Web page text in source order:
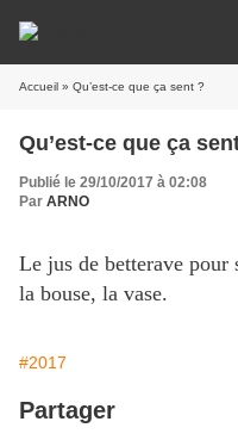
Accueil » Qu’est-ce que ça sent ?
Qu’est-ce que ça
Publié le 29/10/2017 à 02:08
Par ARNO
Le jus de betterave pour
la bouse, la vase.
#2017
Partager